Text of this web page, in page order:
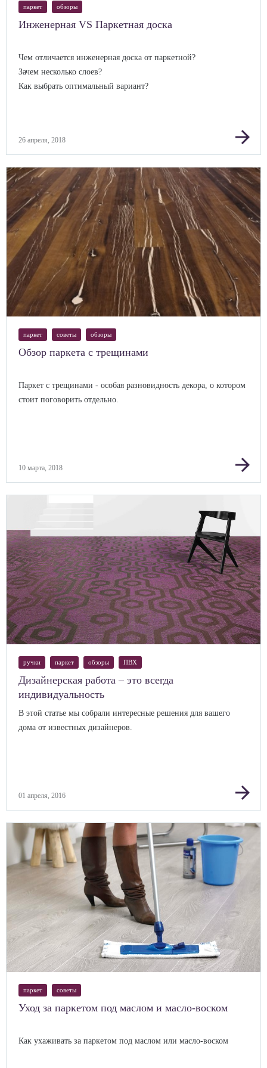
паркет обзоры
Инженерная VS Паркетная доска
Чем отличается инженерная доска от паркетной?
Зачем несколько слоев?
Как выбрать оптимальный вариант?
26 апреля, 2018 arrow_forward
паркет советы обзоры
Обзор паркета с трещинами
Паркет с трещинами - особая разновидность декора, о котором
стоит поговорить отдельно.
10 марта, 2018 arrow_forward
ручки паркет обзоры ПВХ
Дизайнерская работа – это всегда
индивидуальность
В этой статье мы собрали интересные решения для вашего
дома от известных дизайнеров.
01 апреля, 2016 arrow_forward
паркет советы
Уход за паркетом под маслом и масло-воском
Как ухаживать за паркетом под маслом или масло-воском